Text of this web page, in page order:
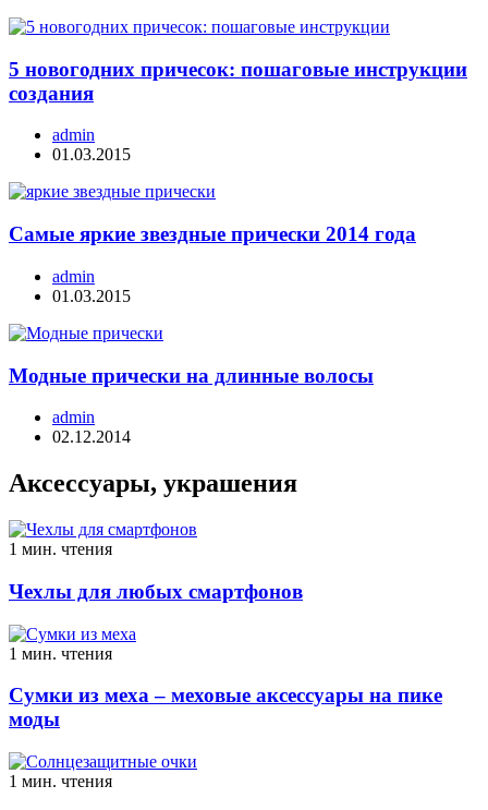
5 новогодних причесок: пошаговые инструкции
создания
admin
01.03.2015
Самые яркие звездные прически 2014 года
admin
01.03.2015
Модные прически на длинные волосы
admin
02.12.2014
Аксессуары, украшения
1 мин. чтения
Чехлы для любых смартфонов
1 мин. чтения
Сумки из меха – меховые аксессуары на пике
моды
1 мин. чтения